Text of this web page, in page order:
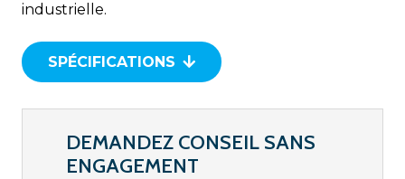
industrielle.
SPÉCIFICATIONS
DEMANDEZ CONSEIL SANS
ENGAGEMENT